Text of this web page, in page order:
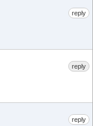
reply
reply
reply